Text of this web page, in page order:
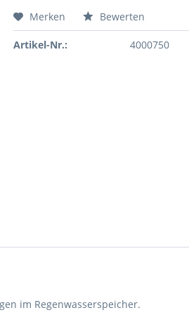
Merken Bewerten
Artikel-Nr.: 4000750
im Regenwasserspeicher.